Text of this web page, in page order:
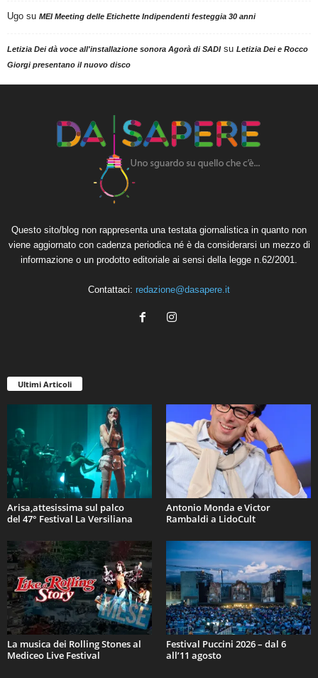
Ugo su MEI Meeting delle Etichette Indipendenti festeggia 30 anni
Letizia Dei dà voce all'installazione sonora Agorà di SADIsu Letizia Dei e Rocco
Giorgi presentano il nuovo disco
Questo sito/blog non rappresenta una testata giornalistica in quanto non
viene aggiornato con cadenza periodica né è da considerarsi un mezzo di
informazione o un prodotto editoriale ai sensi della legge n.62/2001.
Contattaci: redazione@dasapere.it
Ultimi Articoli
Arisa,attesissima sul palco
del 47° Festival La Versiliana
Antonio Monda e Victor
Rambaldi a LidoCult
La musica dei Rolling Stones al
Mediceo Live Festival
Festival Puccini 2026 – dal 6
all’11 agosto